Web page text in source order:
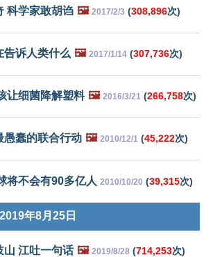
科学家敢胡诌 🖼️ 2017/2/3 (308,896次)
告诉人类什么 🖼️ 2017/1/14 (307,736次)
让细菌降解塑料 🖼️ 2016/3/21 (266,758次)
愚蠢的联合行动 🖼️ 2010/12/1 (45,222次)
将不会有90多亿人 2010/10/20 (39,315次)
2019年8月25日
山 江吐一句话 🖼️ 2019/8/28 (714,253次)